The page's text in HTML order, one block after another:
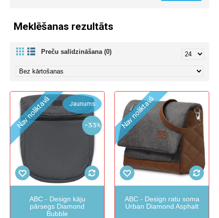
Meklēšanas rezultāts
Preču salīdzināšana (0)
Jaunums
-33%
Nav noliktavā
ABC - Design kāju
pārsegs Diamond
Bubble
Nav noliktavā
ABC - Design ratu soma
Urban Diamond Asphalt